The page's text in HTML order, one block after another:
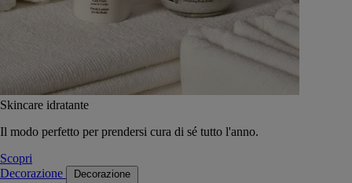
Skincare idratante
Il modo perfetto per prendersi cura di sé tutto l'anno.
Scopri
Decorazione
Decorazione